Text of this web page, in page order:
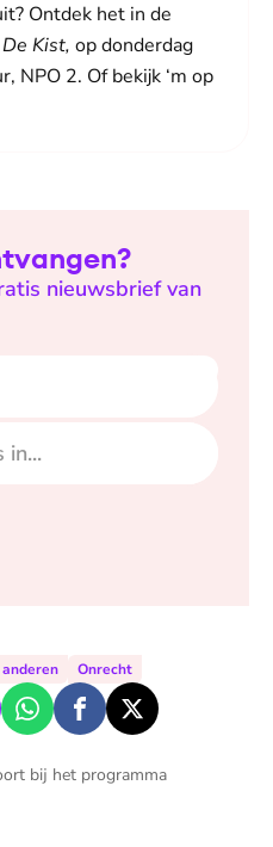
Ontdek het in de
De Kist, op donderdag
NPO 2. Of bekijk ‘m op
nieuwsbrief van
Onrecht
bij het programma